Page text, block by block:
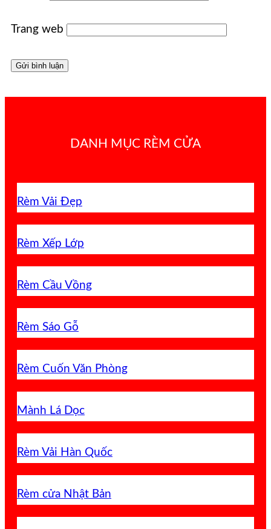
Trang web
DANH MỤC RÈM CỬA
Rèm Vải Đẹp
Rèm Xếp Lớp
Rèm Cầu Vồng
Rèm Sáo Gỗ
Rèm Cuốn Văn Phòng
Mành Lá Dọc
Rèm Vải Hàn Quốc
Rèm cửa Nhật Bản